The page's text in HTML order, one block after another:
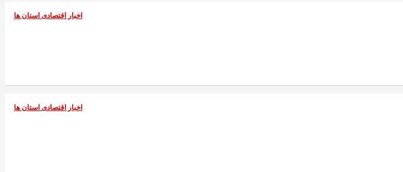
اخبار اقتصادی استان ها
اخبار اقتصادی استان ها